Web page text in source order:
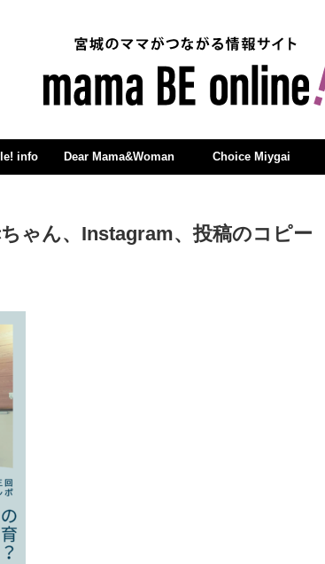
info Dear Mama&Woman Choice Miygai
ゃん、Instagram、投稿のコピー